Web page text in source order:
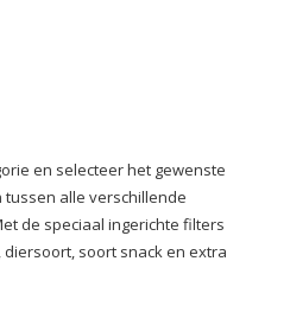
en selecteer het gewenste
tussen alle verschillende
de speciaal ingerichte filters
soort snack en extra